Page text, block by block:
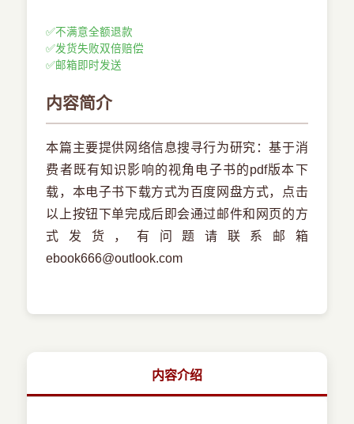
✅不满意全额退款
✅发货失败双倍赔偿
✅邮箱即时发送
内容简介
本篇主要提供网络信息搜寻行为研究：基于消
费者既有知识影响的视角电子书的pdf版本下
载，本电子书下载方式为百度网盘方式，点击
以上按钮下单完成后即会通过邮件和网页的方
式发货，有问题请联系邮箱
ebook666@outlook.com
内容介绍